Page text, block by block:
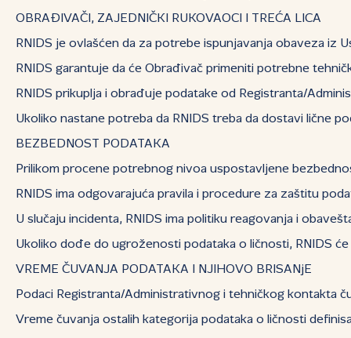
OBRAĐIVAČI, ZAJEDNIČKI RUKOVAOCI I TREĆA LICA
RNIDS je ovlašćen da za potrebe ispunjavanja obaveza iz
RNIDS garantuje da će Obrađivač primeniti potrebne
RNIDS prikuplja i obrađuje podatake od Registranta/
Ukoliko nastane potreba da RNIDS treba da dostavi lične
BEZBEDNOST PODATAKA
Prilikom procene potrebnog nivoa uspostavljene
RNIDS ima odgovarajuća pravila i procedure za zaštitu
U slučaju incidenta, RNIDS ima politiku reagovanja i
Ukoliko dođe do ugroženosti podataka o ličnosti, RNIDS
VREME ČUVANJA PODATAKA I NJIHOVO BRISANjE
Podaci Registranta/Administrativnog i tehničkog kontakta
Vreme čuvanja ostalih kategorija podataka o ličnosti